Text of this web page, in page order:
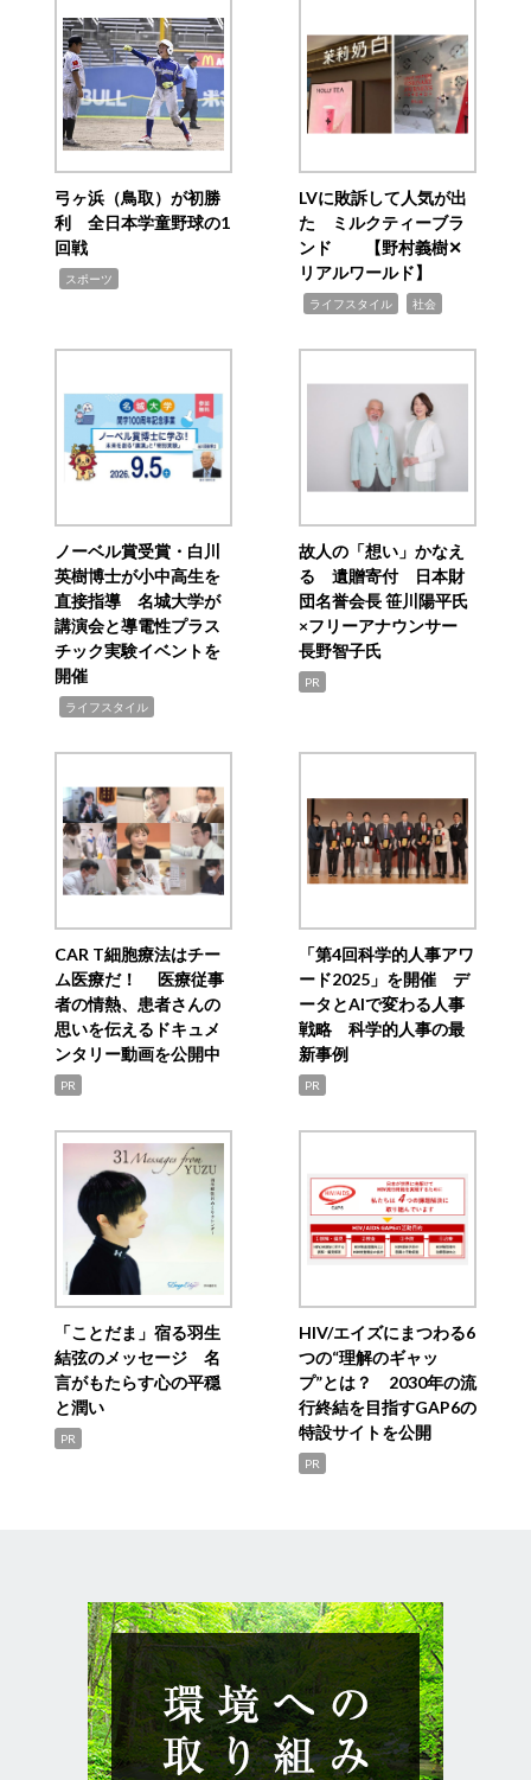
弓ヶ浜（鳥取）が初勝
利 全日本学童野球の1
回戦
スポーツ
LVに敗訴して人気が出
た ミルクティーブラ
ンド 【野村義樹✕
リアルワールド】
ライフスタイル 社会
ノーベル賞受賞・白川
英樹博士が小中高生を
直接指導 名城大学が
講演会と導電性プラス
チック実験イベントを
開催
ライフスタイル
故人の「想い」かなえ
る 遺贈寄付 日本財
団名誉会長 笹川陽平氏
×フリーアナウンサー
長野智子氏
PR
CAR T細胞療法はチー
ム医療だ！ 医療従事
者の情熱、患者さんの
思いを伝えるドキュメ
ンタリー動画を公開中
PR
「第4回科学的人事アワ
ード2025」を開催 デ
ータとAIで変わる人事
戦略 科学的人事の最
新事例
PR
「ことだま」宿る羽生
結弦のメッセージ 名
言がもたらす心の平穏
と潤い
PR
HIV/エイズにまつわる6
つの“理解のギャッ
プ”とは？ 2030年の流
行終結を目指すGAP6の
特設サイトを公開
PR